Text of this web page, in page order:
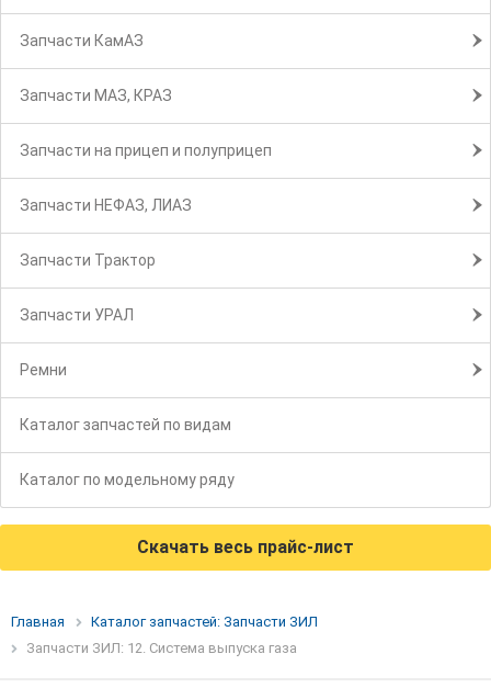
Запчасти КамАЗ
Запчасти МАЗ, КРАЗ
Запчасти на прицеп и полуприцеп
Запчасти НЕФАЗ, ЛИАЗ
Запчасти Трактор
Запчасти УРАЛ
Ремни
Каталог запчастей по видам
Каталог по модельному ряду
Скачать весь прайс-лист
Главная
Каталог запчастей: Запчасти ЗИЛ
Запчасти ЗИЛ: 12. Система выпуска газа